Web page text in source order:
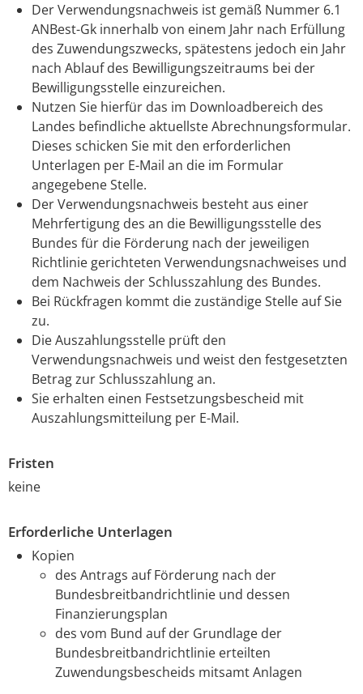
Der Verwendungsnachweis ist gemäß Nummer 6.1
ANBest-Gk innerhalb von einem Jahr nach Erfüllung
des Zuwendungszwecks, spätestens jedoch ein Jahr
nach Ablauf des Bewilligungszeitraums bei der
Bewilligungsstelle einzureichen.
Nutzen Sie hierfür das im Downloadbereich des
Landes befindliche aktuellste Abrechnungsformular.
Dieses schicken Sie mit den erforderlichen
Unterlagen per E-Mail an die im Formular
angegebene Stelle.
Der Verwendungsnachweis besteht aus einer
Mehrfertigung des an die Bewilligungsstelle des
Bundes für die Förderung nach der jeweiligen
Richtlinie gerichteten Verwendungsnachweises und
dem Nachweis der Schlusszahlung des Bundes.
Bei Rückfragen kommt die zuständige Stelle auf Sie
zu.
Die Auszahlungsstelle prüft den
Verwendungsnachweis und weist den festgesetzten
Betrag zur Schlusszahlung an.
Sie erhalten einen Festsetzungsbescheid mit
Auszahlungsmitteilung per E-Mail.
Fristen
keine
Erforderliche Unterlagen
Kopien
des Antrags auf Förderung nach der
Bundesbreitbandrichtlinie und dessen
Finanzierungsplan
des vom Bund auf der Grundlage der
Bundesbreitbandrichtlinie erteilten
Zuwendungsbescheids mitsamt Anlagen